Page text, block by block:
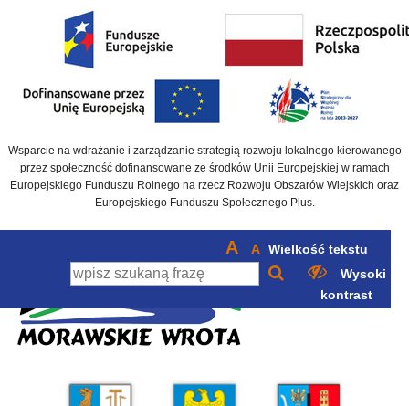
Wsparcie na wdrażanie i zarządzanie strategią rozwoju lokalnego kierowanego
przez społeczność dofinansowane ze środków Unii Europejskiej w ramach
Europejskiego Funduszu Rolnego na rzecz Rozwoju Obszarów Wiejskich oraz
Europejskiego Funduszu Społecznego Plus.
A A Wielkość tekstu
Wysoki
kontrast